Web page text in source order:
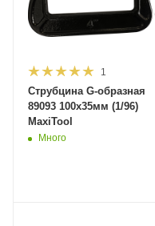
1
Струбцина G-образная
89093 100х35мм (1/96)
MaxiTool
Много